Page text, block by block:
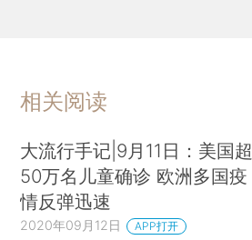
相关阅读
大流行手记|9月11日：美国超
50万名儿童确诊 欧洲多国疫
情反弹迅速
2020年09月12日 APP打开